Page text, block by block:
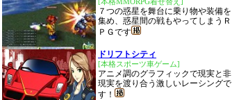
７つの惑星を舞台に乗り物や装備を
集め、惑星間の戦もやってしまうＲ
ＰＧです
ドリフトシティ
[本格スポーツ車ゲーム]
アニメ調のグラフィックで現実と非
現実を渡り合う激しいレーシングで
す！